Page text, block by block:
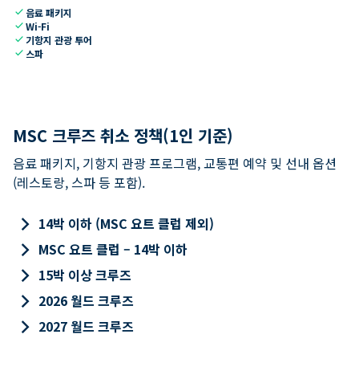
check 음료 패키지
checkWi-Fi
check 기항지 관광 투어
check 스파
MSC 크루즈 취소 정책(1인 기준)
음료 패키지, 기항지 관광 프로그램, 교통편 예약 및 선내 옵션
(레스토랑, 스파 등 포함).
keyboard_arrow_right 14박 이하 (MSC 요트 클럽 제외)
keyboard_arrow_right MSC 요트 클럽 – 14박 이하
keyboard_arrow_right 15박 이상 크루즈
keyboard_arrow_right 2026 월드 크루즈
keyboard_arrow_right 2027 월드 크루즈